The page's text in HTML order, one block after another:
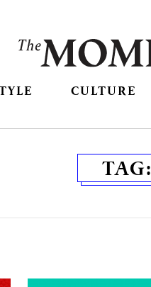
CULTURE
TAG: